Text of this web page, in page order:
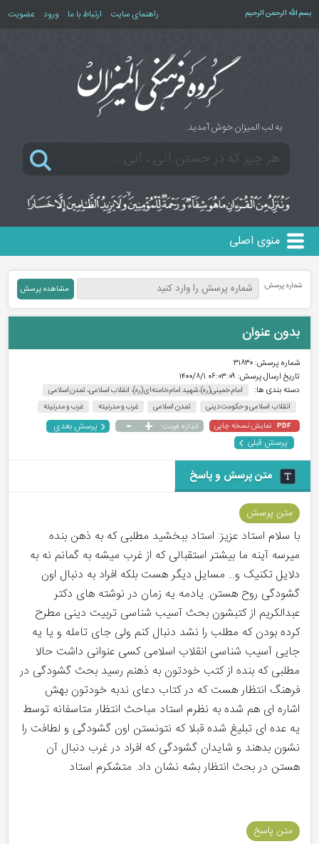
بسم الله الرحمن الرحیم راهنمای سایت ارتباط با ما ورود عضویت
به لب المیزان خوش آمدید.
منوی اصلی
شماره پرسش:
بدون عنوان
شماره پرسش:۳۱۸۳۰
تاریخ ارسال پرسش: ۰۶:۰۳:۰۹ ۱۴۰۰/۸/۱
دسته بندی ها:
امام خمینی(ره)، شهید امام خامنه‌ای(ره)، انقلاب اسلامی، تمدن اسلامی
انقلاب اسلامی و حکومت دینی
تمدن اسلامی غرب‌ و مدرنیته غرب و مدرنیته
PDF نمایش نسخه چاپی اندازه فونت: +
-
پرسش بعدی
پرسش قبلی
متن پرسش و پاسخ
متن پرسش
با سلام استاد عزیز: استاد ببخشید مطلبی که به ذهن بنده
میرسه آینه ما بیشتر استقبالی که از غرب میشه به گمانم نه به
دلایل تکنیک و... مسایل دیگر هست بلکه افراد به دنبال اون
گشودگی روح هستن. یادمه یه زمان در نوشته های دکتر
عبدالکریم از کتبشون بحث آسیب شناسی تربیت دینی مطرح
کرده بودن که مطلب را نشد دنبال کنم ولی جای تامله و یا یه
جایی آسیب شناسی انقلاب اسلامی کسی عنوانی داشت حالا
مطلبی که بنده از کتب خودتون به ذهنم رسید بحث گشودگی در
فرهنگ انتظار هست که در کتاب دعای ندبه خودتون بهش
اشاره ای هم شده به نظرم استاد مباحث انتظار متاسفانه توسط
یه عده ای تبلیغ شده قبلا که نتونستن اون گشودگی و لطافت را
نشون بدهند و شایدان گشودگی که افراد در غرب دنبال آن
هستن در بحث انتظار بشه نشان داد. متشکرم استاد
متن پاسخ